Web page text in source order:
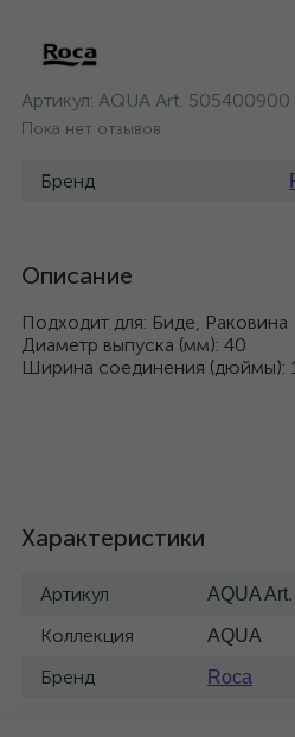
Артикул: AQUA Art. 505400900
Пока нет отзывов
Бренд
Описание
Подходит для: Биде, Раковина
Диаметр выпуска (мм): 40
Ширина соединения (дюймы):
Характеристики
Артикул AQUA
Коллекция AQUA
Бренд Roca